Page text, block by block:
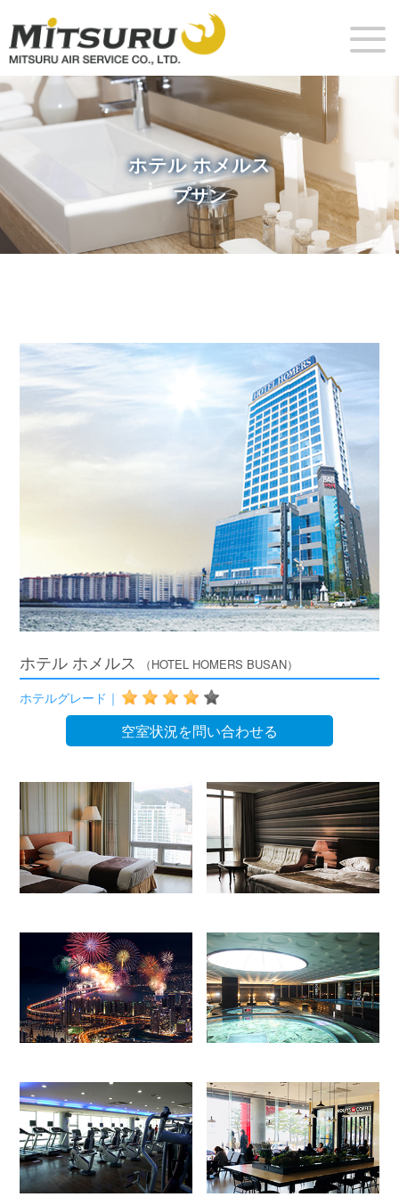
ホテル ホメルス
プサン
ホテル ホメルス （HOTEL HOMERS BUSAN）
ホテルグレード｜
空室状況を問い合わせる